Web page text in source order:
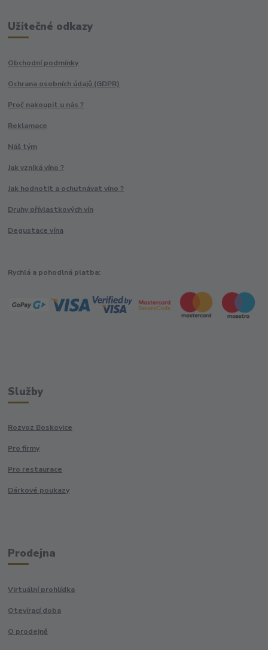
Užitečné odkazy
Obchodní podmínky
Ochrana osobních údajů (GDPR)
Proč nakoupit u nás ?
Reklamace
Náš tým
Jak vzniká víno ?
Jak hodnotit a ochutnávat víno ?
Druhy přívlastkových vín
Degustace vína
Rychlá a pohodlná platba:
Služby
Rozvoz Boskovice
Pro firmy
Pro restaurace
Dárkové poukazy
Prodejna
Virtuální prohlídka
Otevírací doba
O prodejně